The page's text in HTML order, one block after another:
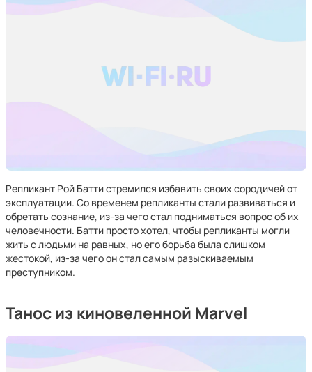
Репликант Рой Батти стремился избавить своих сородичей от
эксплуатации. Со временем репликанты стали развиваться и
обретать сознание, из-за чего стал подниматься вопрос об их
человечности. Батти просто хотел, чтобы репликанты могли
жить с людьми на равных, но его борьба была слишком
жестокой, из-за чего он стал самым разыскиваемым
преступником.
Танос из киновеленной Marvel